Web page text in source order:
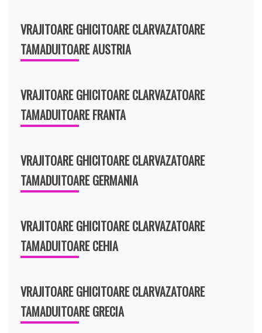
VRAJITOARE GHICITOARE CLARVAZATOARE
TAMADUITOARE AUSTRIA
VRAJITOARE GHICITOARE CLARVAZATOARE
TAMADUITOARE FRANTA
VRAJITOARE GHICITOARE CLARVAZATOARE
TAMADUITOARE GERMANIA
VRAJITOARE GHICITOARE CLARVAZATOARE
TAMADUITOARE CEHIA
VRAJITOARE GHICITOARE CLARVAZATOARE
TAMADUITOARE GRECIA